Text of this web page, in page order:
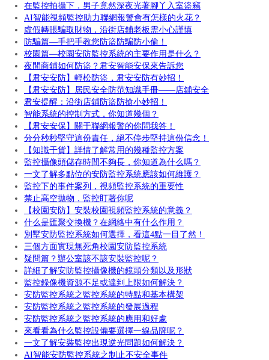
在監控拍攝下，男子竟然深夜光著腳丫入室盜竊
AI智能視頻監控助力聯網報警會有怎樣的火花？
虛假轉賬騙取財物，沿街店鋪老板需小心謹慎
防騙篇—手把手教您防盜防騙防小偷！
校園篇—校園安防監控系統的主要作用是什么？
夜間商鋪如何防盜？君安智能安保來告訴您
【君安安防】輕松防盜，君安安防有妙招！
【君安安防】居民安全防范知識手冊——店鋪安全
君安提醒：沿街店鋪防盜防搶小妙招！
智能系統的控制方式，你知道幾個？
【君安安保】關于聯網報警的你問我答！
分分秒秒堅守這份責任，絕不停步堅持這份信念！
【知識干貨】詳情了解常用的幾種監控方案
監控攝像頭儲存時間不夠長，你知道為什么嗎？
一文了解多點位的安防監控系統應該如何維護？
監控下的事件案列，視頻監控系統的重要性
禁止高空拋物，監控盯著你呢
【校園安防】安裝校園視頻監控系統的意義？
什么是匯聚交換機？在網絡中有什么作用？
別墅安防監控系統如何選擇，看這4點一目了然！
三個方面實現無死角校園安防監控系統
疑問篇？辦公室該不該安裝監控呢？
詳細了解安防監控攝像機的鏡頭分類以及形狀
監控錄像機資源不足或達到上限如何解決？
安防監控系統之監控系統的特點和基本構架
安防監控系統之監控系統的發展過程
安防監控系統之監控系統的應用和好處
來看看為什么監控設備要選擇一線品牌呢？
一文了解安裝監控出現逆光問題如何解決？
AI智能安防監控系統之制止不安全事件